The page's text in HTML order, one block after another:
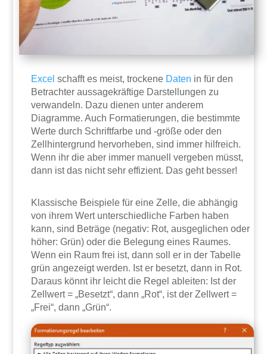
Excel schafft es meist, trockene Daten in für den
Betrachter aussagekräftige Darstellungen zu
verwandeln. Dazu dienen unter anderem
Diagramme. Auch Formatierungen, die bestimmte
Werte durch Schriftfarbe und -größe oder den
Zellhintergrund hervorheben, sind immer hilfreich.
Wenn ihr die aber immer manuell vergeben müsst,
dann ist das nicht sehr effizient. Das geht besser!
Klassische Beispiele für eine Zelle, die abhängig
von ihrem Wert unterschiedliche Farben haben
kann, sind Beträge (negativ: Rot, ausgeglichen oder
höher: Grün) oder die Belegung eines Raumes.
Wenn ein Raum frei ist, dann soll er in der Tabelle
grün angezeigt werden. Ist er besetzt, dann in Rot.
Daraus könnt ihr leicht die Regel ableiten: Ist der
Zellwert = „Besetzt“, dann „Rot“, ist der Zellwert =
„Frei“, dann „Grün“.